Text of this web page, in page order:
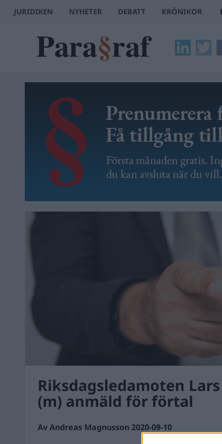
JURIDIKEN NYHETER DEBATT KRÖNIKOR
Riksdagsledamoten
(m) anmäld för förtal
Av Andreas Magnusson 2020-09-10